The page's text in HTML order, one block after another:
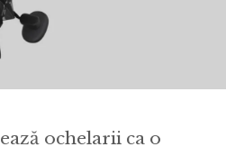
ochelarii ca o